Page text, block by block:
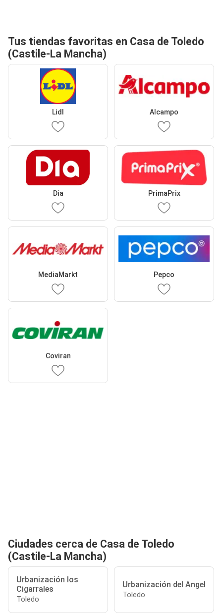
Tus tiendas favoritas en Casa de Toledo
(Castile-La Mancha)
Lidl Alcampo
Dia PrimaPrix
MediaMarkt Pepco
Coviran
Ciudades cerca de Casa de Toledo
(Castile-La Mancha)
Urbanización los
Cigarrales
Toledo
Urbanización del Angel
Toledo